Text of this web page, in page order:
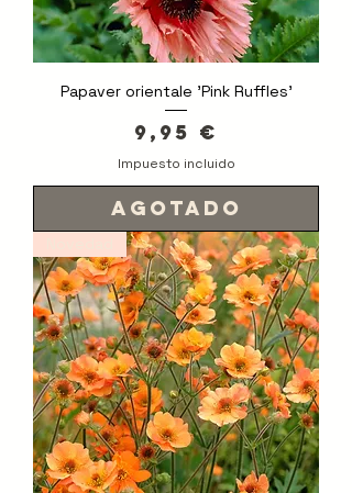
Papaver orientale 'Pink Ruffles'
Precio
9,95 €
Impuesto incluido
Agotado